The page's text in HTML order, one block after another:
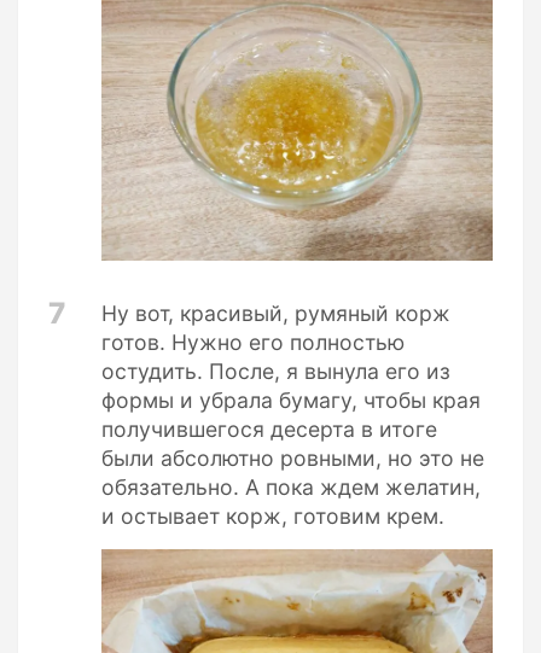
7
Ну вот, красивый, румяный корж
готов. Нужно его полностью
остудить. После, я вынула его из
формы и убрала бумагу, чтобы края
получившегося десерта в итоге
были абсолютно ровными, но это не
обязательно. А пока ждем желатин,
и остывает корж, готовим крем.